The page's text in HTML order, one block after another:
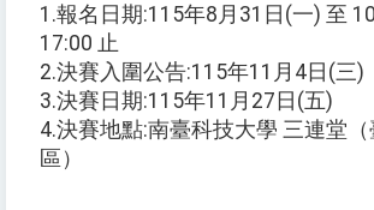
1.報名日期:115年8月31日(一) 至
17:00 止
2.決賽入圍公告:115年11月4日(三)
3.決賽日期:115年11月27日(五)
4.決賽地點:南臺科技大學 三連堂
區）